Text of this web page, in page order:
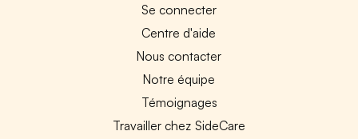
Se connecter
Centre d'aide
Nous contacter
Notre équipe
Témoignages
Travailler chez SideCare